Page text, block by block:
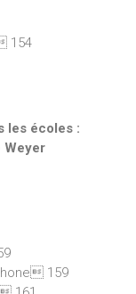
154
les écoles :
Weyer
159